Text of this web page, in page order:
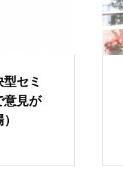
セミ
意見が